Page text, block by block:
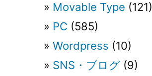
Movable Type (121)
PC (585)
Wordpress (10)
SNS・ブログ (9)